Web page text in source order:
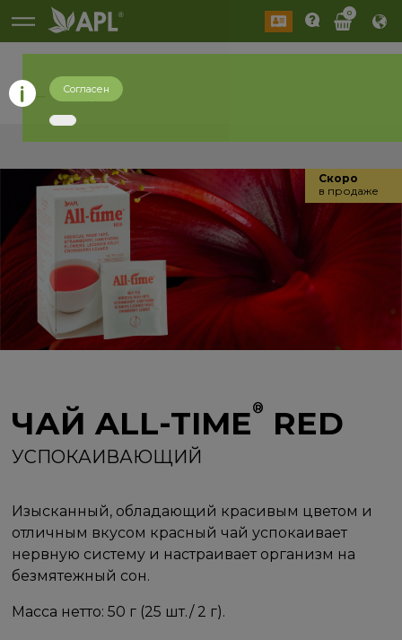
0
назад
Скоро
в продаже
ЧАЙ ALL-TIME® RED
УСПОКАИВАЮЩИЙ
Изысканный, обладающий красивым цветом и
отличным вкусом красный чай успокаивает
нервную систему и настраивает организм на
безмятежный сон.
Масса нетто: 50 г (25 шт./ 2 г).
Согласен